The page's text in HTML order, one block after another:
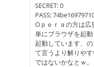
SECRET: 0
PASS:
Oｐｅｒａの方は広
単にブラウザを起
起動しています、
て言うより解りや
ではないかなとｗ。